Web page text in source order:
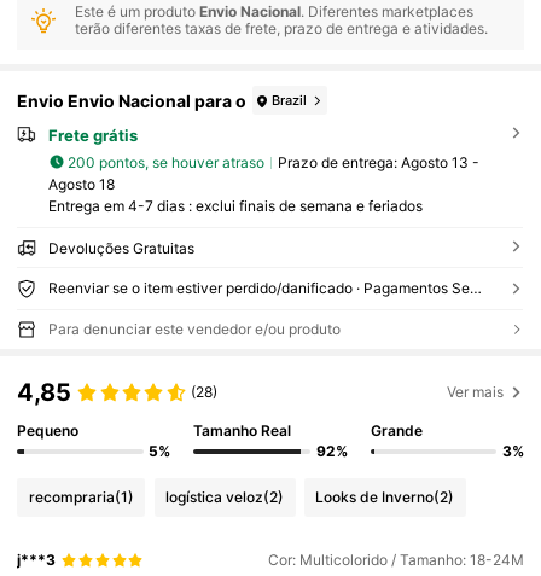
Este é um produtoEnvio Nacional. Diferentes marketplaces
terão diferentes taxas de frete, prazo de entrega e atividades.
Envio Envio Nacional para o Brazil
Frete grátis
200 pontos, se houver atraso Prazo de entrega: Agosto 13 -
Agosto 18
Entrega em 4-7 dias : exclui finais de semana e feriados
Devoluções Gratuitas
Reenviar se o item estiver perdido/danificado · Pagamentos Seguros · Proteção de privacidade
Para denunciar este vendedor e/ou produto
4,85 (28) Ver mais
Pequeno
5%
Tamanho Real
92%
Grande
3%
recompraria(1) logística veloz(2) Looks de Inverno(2)
j***3 Cor: Multicolorido / Tamanho: 18-24M